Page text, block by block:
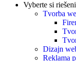
Vyberte si
Tvorba
Dizajn
Reklama